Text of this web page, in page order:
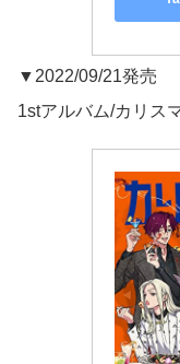
▼2022/09/21発売
1stアルバム/カリス